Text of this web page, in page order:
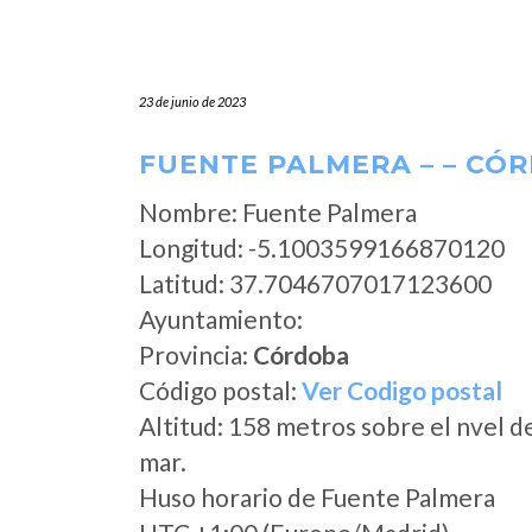
23 de junio de 2023
FUENTE PALMERA – –
Nombre: Fuente Palmera
Longitud: -5.1003599166870120
Latitud: 37.7046707017123600
Ayuntamiento:
Provincia: Córdoba
Código postal: Ver Codigo postal
Altitud: 158 metros sobre el nvel
mar.
Huso horario de Fuente Palmera